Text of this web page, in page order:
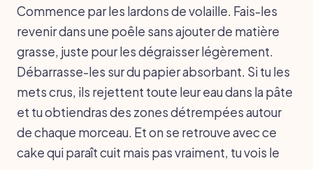
Commence par les lardons de volaille. Fais-les
revenir dans une poêle sans ajouter de matière
grasse, juste pour les dégraisser légèrement.
Débarrasse-les sur du papier absorbant. Si tu les
mets crus, ils rejettent toute leur eau dans la pâte
et tu obtiendras des zones détrempées autour
de chaque morceau. Et on se retrouve avec ce
cake qui paraît cuit mais pas vraiment, tu vois le